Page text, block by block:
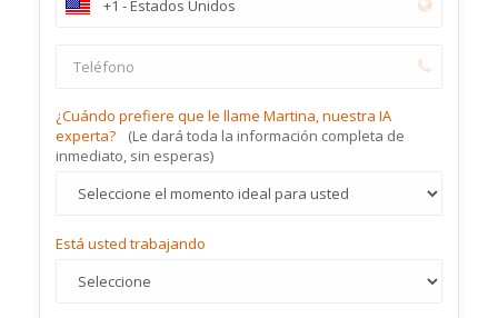
¿Cuándo prefiere que le llame Martina, nuestra IA
experta?
(Le dará toda la información completa de
inmediato, sin esperas)
Está usted trabajando